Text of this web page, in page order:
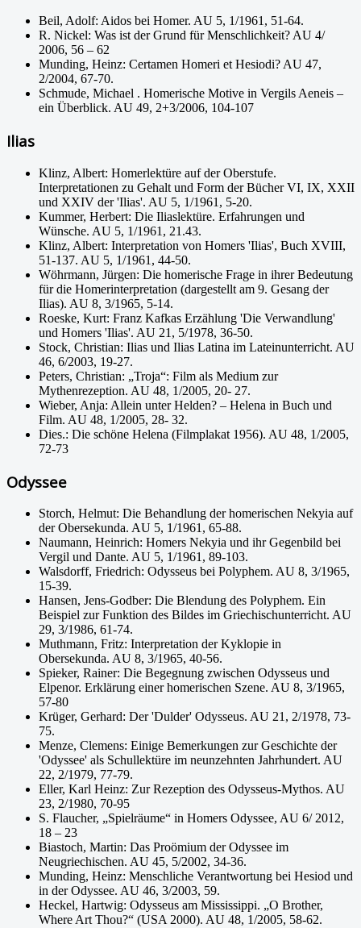
Beil, Adolf: Aidos bei Homer. AU 5, 1/1961, 51-64.
R. Nickel: Was ist der Grund für Menschlichkeit? AU 4/
2006, 56 – 62
Munding, Heinz: Certamen Homeri et Hesiodi? AU 47,
2/2004, 67-70.
Schmude, Michael . Homerische Motive in Vergils Aeneis –
ein Überblick. AU 49, 2+3/2006, 104-107
Ilias
Klinz, Albert: Homerlektüre auf der Oberstufe.
Interpretationen zu Gehalt und Form der Bücher VI, IX, XXII
und XXIV der 'Ilias'. AU 5, 1/1961, 5-20.
Kummer, Herbert: Die Iliaslektüre. Erfahrungen und
Wünsche. AU 5, 1/1961, 21.43.
Klinz, Albert: Interpretation von Homers 'Ilias', Buch XVIII,
51-137. AU 5, 1/1961, 44-50.
Wöhrmann, Jürgen: Die homerische Frage in ihrer Bedeutung
für die Homerinterpretation (dargestellt am 9. Gesang der
Ilias). AU 8, 3/1965, 5-14.
Roeske, Kurt: Franz Kafkas Erzählung 'Die Verwandlung'
und Homers 'Ilias'. AU 21, 5/1978, 36-50.
Stock, Christian: Ilias und Ilias Latina im Lateinunterricht. AU
46, 6/2003, 19-27.
Peters, Christian: „Troja“: Film als Medium zur
Mythenrezeption. AU 48, 1/2005, 20- 27.
Wieber, Anja: Allein unter Helden? – Helena in Buch und
Film. AU 48, 1/2005, 28- 32.
Dies.: Die schöne Helena (Filmplakat 1956). AU 48, 1/2005,
72-73
Odyssee
Storch, Helmut: Die Behandlung der homerischen Nekyia auf
der Obersekunda. AU 5, 1/1961, 65-88.
Naumann, Heinrich: Homers Nekyia und ihr Gegenbild bei
Vergil und Dante. AU 5, 1/1961, 89-103.
Walsdorff, Friedrich: Odysseus bei Polyphem. AU 8, 3/1965,
15-39.
Hansen, Jens-Godber: Die Blendung des Polyphem. Ein
Beispiel zur Funktion des Bildes im Griechischunterricht. AU
29, 3/1986, 61-74.
Muthmann, Fritz: Interpretation der Kyklopie in
Obersekunda. AU 8, 3/1965, 40-56.
Spieker, Rainer: Die Begegnung zwischen Odysseus und
Elpenor. Erklärung einer homerischen Szene. AU 8, 3/1965,
57-80
Krüger, Gerhard: Der 'Dulder' Odysseus. AU 21, 2/1978, 73-
75.
Menze, Clemens: Einige Bemerkungen zur Geschichte der
'Odyssee' als Schullektüre im neunzehnten Jahrhundert. AU
22, 2/1979, 77-79.
Eller, Karl Heinz: Zur Rezeption des Odysseus-Mythos. AU
23, 2/1980, 70-95
S. Flaucher, „Spielräume“ in Homers Odyssee, AU 6/ 2012,
18 – 23
Biastoch, Martin: Das Proömium der Odyssee im
Neugriechischen. AU 45, 5/2002, 34-36.
Munding, Heinz: Menschliche Verantwortung bei Hesiod und
in der Odyssee. AU 46, 3/2003, 59.
Heckel, Hartwig: Odysseus am Mississippi. „O Brother,
Where Art Thou?“ (USA 2000). AU 48, 1/2005, 58-62.